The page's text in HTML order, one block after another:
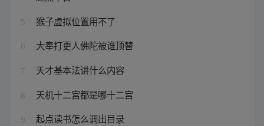
5 猴子虚拟位置用不了
6 大奉打更人佛陀被谁顶替
7 天才基本法讲什么内容
8 天机十二宫都是哪十二宫
9 起点读书怎么调出目录